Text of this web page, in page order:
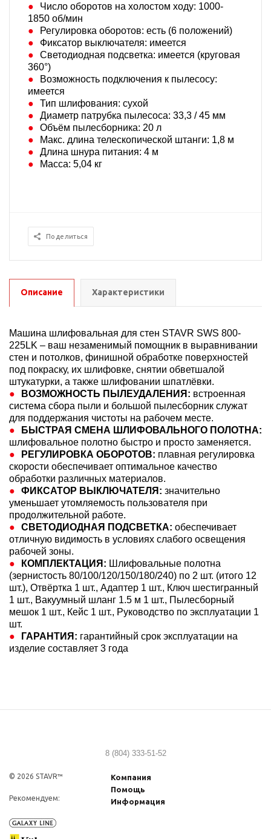
Число оборотов на холостом ходу: 1000-
1850 об/мин
Регулировка оборотов: есть (6 положений)
Фиксатор выключателя: имеется
Светодиодная подсветка: имеется (круговая
360°)
Возможность подключения к пылесосу:
имеется
Тип шлифования: сухой
Диаметр патрубка пылесоса: 33,3 / 45 мм
Объём пылесборника: 20 л
Макс. длина телескопической штанги: 1,8 м
Длина шнура питания: 4 м
Масса: 5,04 кг
Поделиться
Описание Характеристики
Машина шлифовальная для стен STAVR SWS 800-
225LK – ваш незаменимый помощник в выравнивании
стен и потолков, финишной обработке поверхностей
под покраску, их шлифовке, снятии обветшалой
штукатурки, а также шлифовании шпатлёвки.
ВОЗМОЖНОСТЬ ПЫЛЕУДАЛЕНИЯ: встроенная
система сбора пыли и большой пылесборник служат
для поддержания чистоты на рабочем месте.
БЫСТРАЯ СМЕНА ШЛИФОВАЛЬНОГО ПОЛОТНА:
шлифовальное полотно быстро и просто заменяется.
РЕГУЛИРОВКА ОБОРОТОВ: плавная регулировка
скорости обеспечивает оптимальное качество
обработки различных материалов.
ФИКСАТОР ВЫКЛЮЧАТЕЛЯ: значительно
уменьшает утомляемость пользователя при
продолжительной работе.
СВЕТОДИОДНАЯ ПОДСВЕТКА: обеспечивает
отличную видимость в условиях слабого освещения
рабочей зоны.
КОМПЛЕКТАЦИЯ: Шлифовальные полотна
(зернистость 80/100/120/150/180/240) по 2 шт. (итого 12
шт.), Отвёртка 1 шт., Адаптер 1 шт., Ключ шестигранный
1 шт., Вакуумный шланг 1.5 м 1 шт., Пылесборный
мешок 1 шт., Кейс 1 шт., Руководство по эксплуатации 1
шт.
ГАРАНТИЯ: гарантийный срок эксплуатации на
изделие составляет 3 года
8 (804) 333-51-52
© 2026 STAVR™
Рекомендуем:
Компания
Помощь
Информация